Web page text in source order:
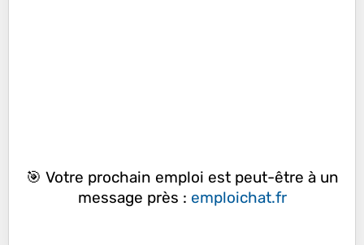
🎯 Votre prochain emploi est peut-être à un
message près : emploichat.fr